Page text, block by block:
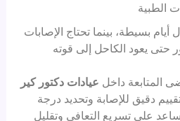
الطبية
بسيطة، بينما تحتاج الإصابات
حتى يعود الكاحل إلى قوته
المتابعة داخل عيادات دكتور كير
دقيق للإصابة وتحديد درجة
على تسريع التعافي وتقليل